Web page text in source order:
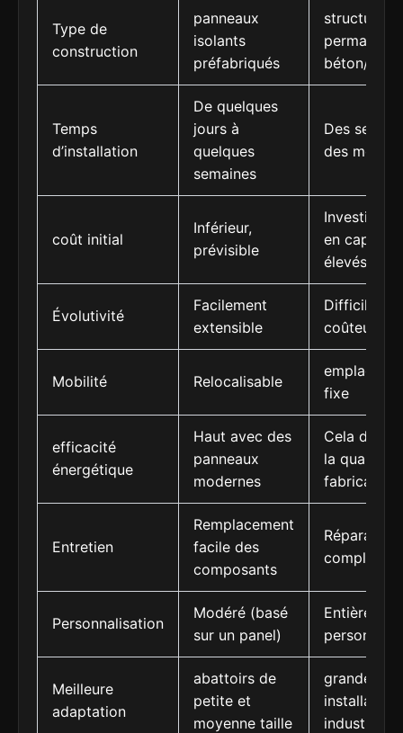
Type de
construction
panneaux
isolants
préfabriqués
structure
béton/acier
Temps
d’installation
De quelques
jours à
quelques
semaines
Des
des mois
coût initial
Inférieur,
prévisible
en capital
élevés
Évolutivité
Facilement
extensible
Difficile et
coûteux
Mobilité Relocalisable
fixe
efficacité
énergétique
Haut avec des
panneaux
modernes
Cela
la qualité
fabrication
Entretien
Remplacement
facile des
composants
complexes
Personnalisation
Modéré (basé
sur un panel)
Meilleure
adaptation
abattoirs de
petite et
moyenne taille
grandes